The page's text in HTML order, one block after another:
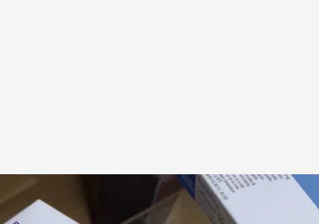
Estos son los motivos que provocan confusión al tomar medicamentos.
Imagen: A. Murga y A. Escribano